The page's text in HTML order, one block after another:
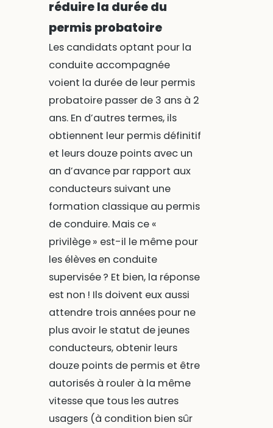
réduire la durée du
permis probatoire
Les candidats optant pour la
conduite accompagnée
voient la durée de leur permis
probatoire passer de 3 ans à 2
ans. En d’autres termes, ils
obtiennent leur permis définitif
et leurs douze points avec un
an d’avance par rapport aux
conducteurs suivant une
formation classique au permis
de conduire. Mais ce «
privilège » est-il le même pour
les élèves en conduite
supervisée ? Et bien, la réponse
est non ! Ils doivent eux aussi
attendre trois années pour ne
plus avoir le statut de jeunes
conducteurs, obtenir leurs
douze points de permis et être
autorisés à rouler à la même
vitesse que tous les autres
usagers (à condition bien sûr